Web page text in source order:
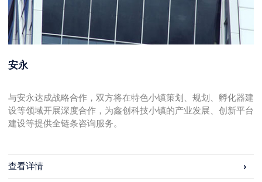
安永
与安永达成战略合作，双方将在特色小镇策划、规划、孵化器建
设等领域开展深度合作，为鑫创科技小镇的产业发展、创新平台
建设等提供全链条咨询服务。
查看详情